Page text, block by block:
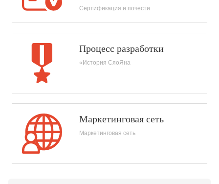
Сертификация и почести
Процесс разработки
«История СяоЯна
Маркетинговая сеть
Маркетинговая сеть